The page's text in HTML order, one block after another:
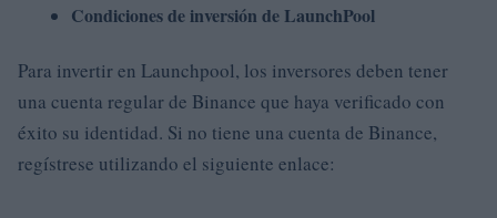
Condiciones de inversión de LaunchPool
Para invertir en Launchpool, los inversores deben tener
una cuenta regular de Binance que haya verificado con
éxito su identidad. Si no tiene una cuenta de Binance,
regístrese utilizando el siguiente enlace: